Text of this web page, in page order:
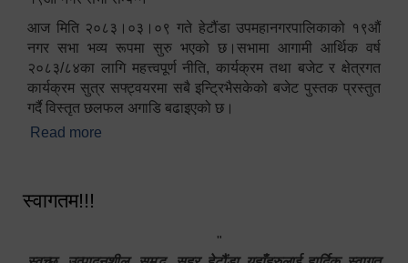
आज मिति २०८३।०३।०९ गते हेटौंडा उपमहानगरपालिकाको १९औं
नगर सभा भव्य रूपमा सुरु भएको छ।सभामा आगामी आर्थिक वर्ष
२०८३/८४का लागि महत्त्वपूर्ण नीति, कार्यक्रम तथा बजेट र क्षेत्रगत
कार्यक्रम सुत्र सफ्ट्वयरमा सबै इन्ट्रिभैसकेको बजेट पुस्तक प्रस्तुत
गर्दै विस्तृत छलफल अगाडि बढाइएको छ।
Read more
स्वागतम!!!
"